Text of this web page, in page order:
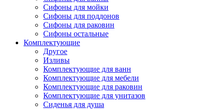
Сифоны для мойки
Сифоны для поддонов
Сифоны для раковин
Сифоны остальные
Комплектующие
Другое
Изливы
Комплектующие для ванн
Комплектующие для мебели
Комплектующие для раковин
Комплектующие для унитазов
Сиденья для душа